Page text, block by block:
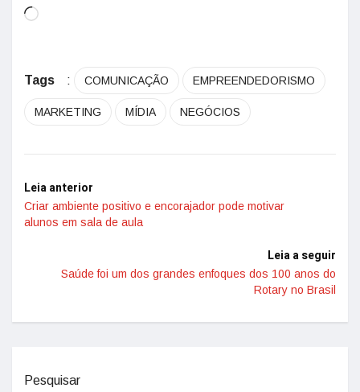
Tags : COMUNICAÇÃO EMPREENDEDORISMO
MARKETING MÍDIA NEGÓCIOS
Leia anterior
Criar ambiente positivo e encorajador pode motivar
alunos em sala de aula
Leia a seguir
Saúde foi um dos grandes enfoques dos 100 anos do
Rotary no Brasil
Pesquisar